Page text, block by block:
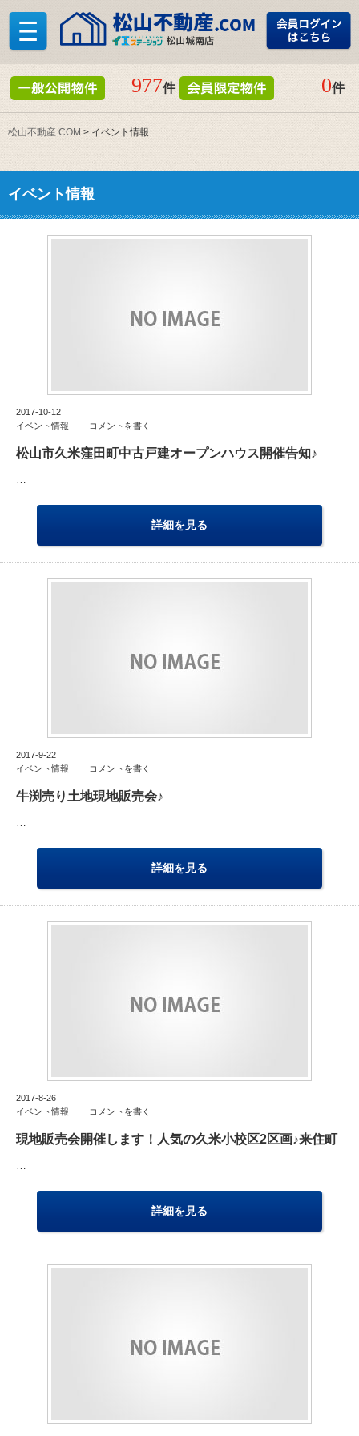
977件 0件
松山不動産.COM > イベント情報
イベント情報
2017-10-12
イベント情報
コメントを書く
松山市久米窪田町中古戸建オープンハウス開催告知♪
…
詳細を見る
2017-9-22
イベント情報
コメントを書く
牛渕売り土地現地販売会♪
…
詳細を見る
2017-8-26
イベント情報
コメントを書く
現地販売会開催します！人気の久米小校区2区画♪来住町
…
詳細を見る